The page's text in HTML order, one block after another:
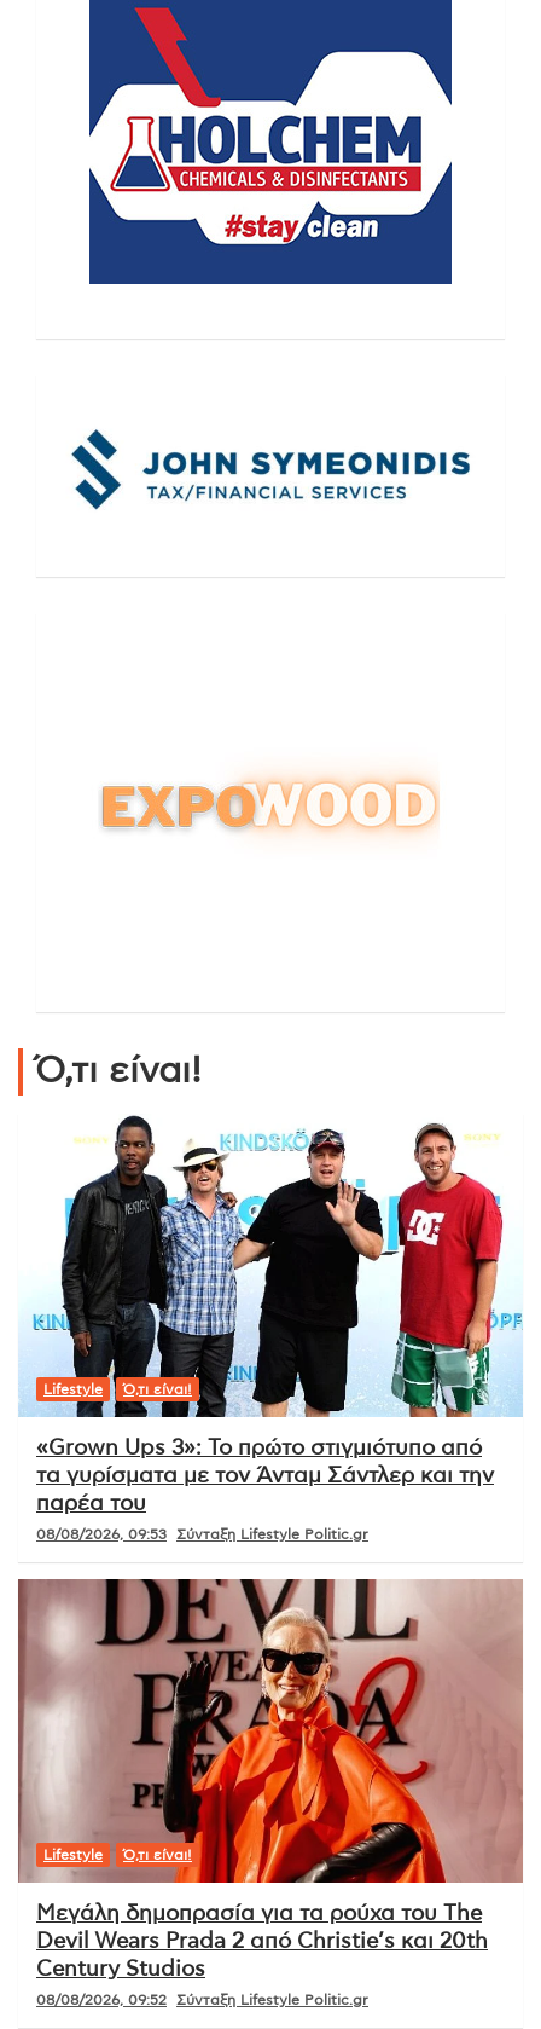
Ό,τι είναι!
Lifestyle Ό,τι είναι!
«Grown Ups 3»: Το πρώτο στιγμιότυπο από
τα γυρίσματα με τον Άνταμ Σάντλερ και την
παρέα του
08/08/2026, 09:53 Σύνταξη Lifestyle Politic.gr
Lifestyle Ό,τι είναι!
Μεγάλη δημοπρασία για τα ρούχα του The
Devil Wears Prada 2 από Christie’s και 20th
Century Studios
08/08/2026, 09:52 Σύνταξη Lifestyle Politic.gr